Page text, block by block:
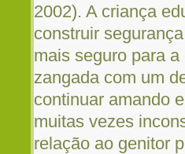
2002). A criança
construir
mais seguro para
zangada com um
continuar amando
muitas vezes
relação ao genitor